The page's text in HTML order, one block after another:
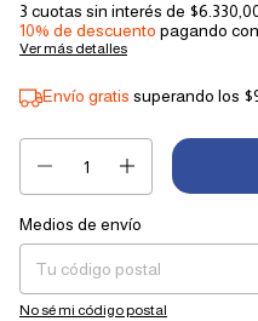
3 cuotas sin interés de
10% de descuento pagando
Ver más detalles
Envío gratis superando los
Entregas para el CP:
Medios de envío
No sé mi código postal